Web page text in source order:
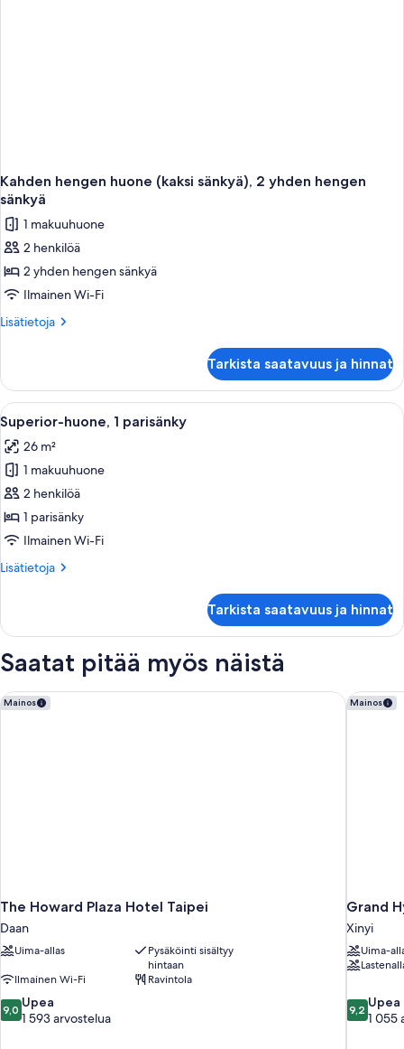
Kahden hengen huone (kaksi sänkyä), 2 yhden hengen
sänkyä
1 makuuhuone
2 henkilöä
2 yhden hengen sänkyä
Ilmainen Wi-Fi
Lisätietoja
Lisätietoja
huone
(kaksi
sänkyä),
yhden
hengen
sänkyä
Tarkista saatavuus ja hinnat
Avaa
kaikki
huonetyypin
Superior-
huone,
1
parisänky
Hotellihuone, jossa on sänky,
2
Superior-huone, 1 parisänky
26 m²
1 makuuhuone
2 henkilöä
1 parisänky
Ilmainen Wi-Fi
Lisätietoja
Lisätietoja
1
Tarkista saatavuus ja hinnat
Saatat pitää myös näistä
Mainos
The Howard Plaza Hotel Taipei
Daan
Uima-allas
Pysäköinti sisältyy
hintaan
Ilmainen Wi-Fi
Ravintola
9.0
kautta
9,0 Upea
1 593 arvostelua
The Howard Plaza Hotel Taipei Mainos
Grand
Xinyi
Uima-
9.2
kautta
9,2 Upea
1 055
Grand